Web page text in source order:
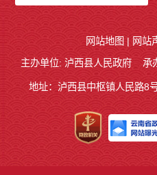
网站地图 | 网站
主办单位: 泸西县人民政府
承
地址：泸西县中枢镇人民路8